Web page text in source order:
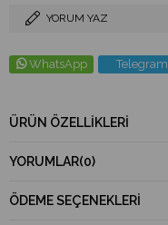
YORUM YAZ
WhatsApp Telegram
ÜRÜN ÖZELLIKLERI
YORUMLAR(0)
ÖDEME SEÇENEKLERI